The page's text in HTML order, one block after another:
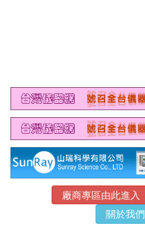
廠商專區由此進入
關於我們